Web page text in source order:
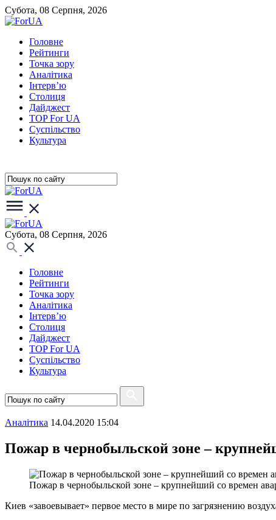
Субота, 08 Серпня, 2026
Головне
Рейтинги
Точка зору
Аналітика
Інтерв’ю
Столиця
Дайджест
TOP For UA
Суспiльство
Культура
Субота, 08 Серпня, 2026
Головне
Рейтинги
Точка зору
Аналітика
Інтерв’ю
Столиця
Дайджест
TOP For UA
Суспiльство
Культура
Аналітика 14.04.2020 15:04
Пожар в чернобыльской зоне –
Пожар в чернобыльской зоне – крупнейший со времен
Киев «завоевывает» первое место в мире по загрязнению